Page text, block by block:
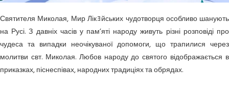
Святителя Миколая, Мир Лікﾖйських чудотворця особливо шанують
на Русі. З давніх часів у пам’яті народу живуть різні розповіді про
чудеса та випадки неочікуваної допомоги, що трапилися через
молитви свт. Миколая. Любов народу до святого відображається в
приказках, піснеспівах, народних традиціях та обрядах.